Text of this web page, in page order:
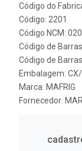
Código do
Código: 2201
Código NCM:
Código de
Código de
Embalagem:
Marca: MAFRIG
Fornecedor: